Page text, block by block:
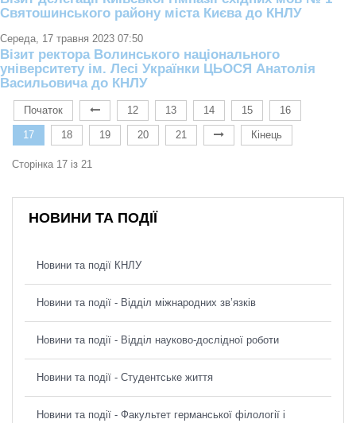
Святошинського району міста Києва до КНЛУ
Середа, 17 травня 2023 07:50
Візит ректора Волинського національного
університету ім. Лесі Українки ЦЬОСЯ Анатолія
Васильовича до КНЛУ
Початок 12 13 14 15 16
17 18 19 20 21 Кінець
Сторінка 17 із 21
НОВИНИ ТА ПОДІЇ
Новини та події КНЛУ
Новини та події - Відділ міжнародних зв’язків
Новини та події - Відділ науково-дослідної роботи
Новини та події - Студентське життя
Новини та події - Факультет германської філології і